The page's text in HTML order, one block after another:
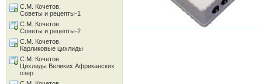
С.М. Кочетов.
Советы и рецепты-1
С.М. Кочетов.
Советы и рецепты-2
С.М. Кочетов.
Карликовые цихлиды
С.М. Кочетов.
Цихлиды Великих Африканских
озер